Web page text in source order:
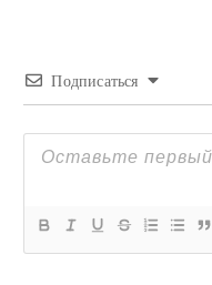
Подписаться